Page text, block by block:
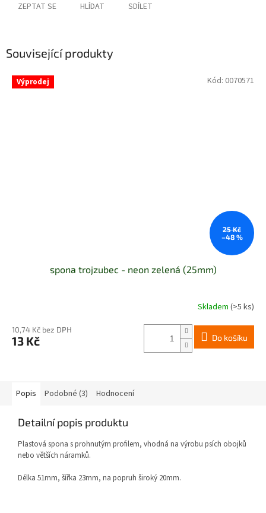
ZEPTAT SE HLÍDAT SDÍLET
Související produkty
Výprodej
25 Kč
–48 %
spona trojzubec - neon zelená (25mm)
Skladem (>5 ks)
10,74 Kč bez DPH
13 Kč Do košíku
Kód: 0070571
Popis Podobné (3) Hodnocení
Detailní popis produktu
Plastová spona s prohnutým profilem, vhodná na výrobu psích obojků
nebo větších náramků.
Délka 51mm, šířka 23mm, na popruh široký 20mm.